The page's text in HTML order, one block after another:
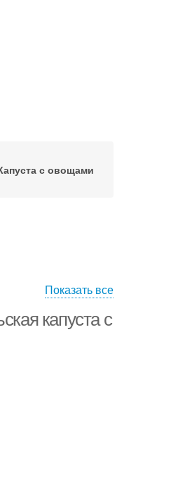
с овощами
Показать все
капуста с